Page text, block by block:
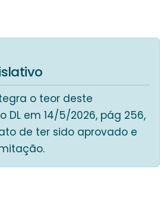
o teor deste
DL em 14/5/2026, pág 256,
de ter sido aprovado e